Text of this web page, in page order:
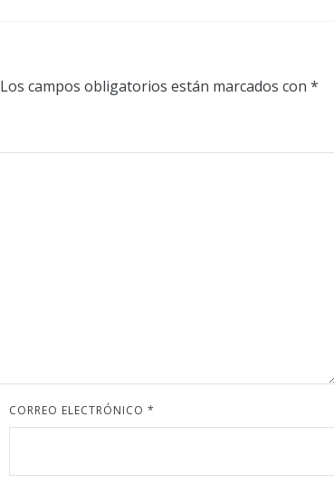
Los campos obligatorios están marcados con *
CORREO ELECTRÓNICO*